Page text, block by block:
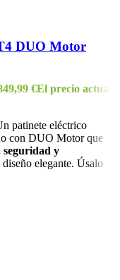
DUO Motor
€El precio actual
patinete eléctrico
con DUO Motor que
seguridad y
elegante. Úsalo